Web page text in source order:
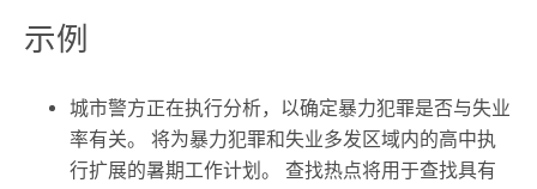
示例
城市警方正在执行分析，以确定暴力犯罪是否与失业
率有关。 将为暴力犯罪和失业多发区域内的高中执
行扩展的暑期工作计划。查找热点将用于查找具有